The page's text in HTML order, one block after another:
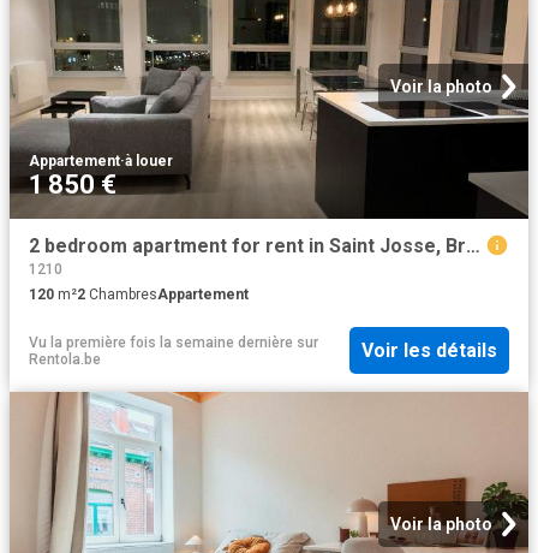
Voir la photo
Appartement·à louer
1 850 €
2 bedroom apartment for rent in Saint Josse, Brussels
1210
120 m²2 ChambresAppartement
Vu la première fois la semaine dernière sur
Rentola.be
Voir les détails
Voir la photo